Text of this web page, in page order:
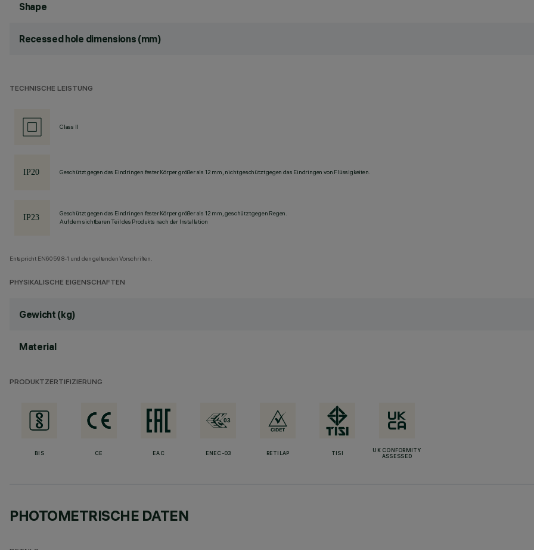
Shape
Recessed hole dimensions (mm)
TECHNISCHE LEISTUNG
Class II
Geschützt gegen das Eindringen fester Körper größer als 12 mm, nicht geschützt gegen das Eindringen von Flüssigkeiten.
Geschützt gegen das Eindringen fester Körper größer als 12 mm, geschützt gegen Regen.
Auf dem sichtbaren Teil des Produkts nach der Installation
Entspricht EN60598-1 und den geltenden Vorschriften.
PHYSIKALISCHE EIGENSCHAFTEN
Gewicht (kg)
Material
PRODUKTZERTIFIZIERUNG
BIS CE EAC ENEC-03 RETILAP TISI
UK CONFORMITY
ASSESSED
PHOTOMETRISCHE DATEN